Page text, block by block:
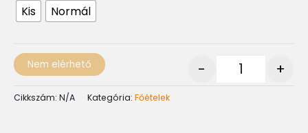
Kis Normál
- +
Nem elérhető
Cikkszám: N/A Kategória: Főételek